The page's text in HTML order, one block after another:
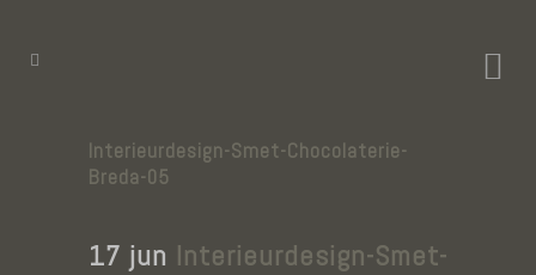
Interieurdesign-Smet-Chocolaterie-
Breda-05
17 jun Interieurdesign-Smet-